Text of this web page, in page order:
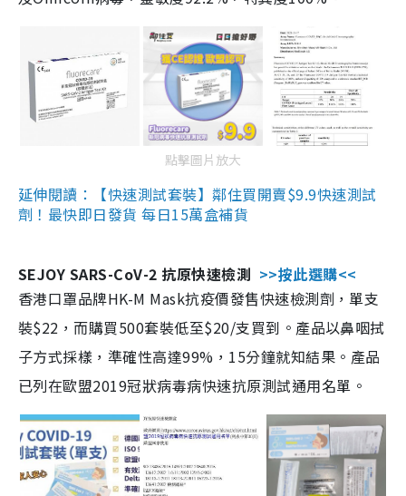
點擊圖片放大
延伸閱讀：【快速測試套裝】鄰住買開賣$9.9快速測試
劑！最快即日發貨 每日15萬盒補貨
SEJOY SARS-CoV-2 抗原快速檢測 >>按此選購<<
香港口罩品牌HK-M Mask抗疫價發售快速檢測劑，單支
裝$22，而購買500套裝低至$20/支買到。產品以鼻咽拭
子方式採樣，準確性高達99%，15分鐘就知結果。產品
已列在歐盟2019冠狀病毒病快速抗原測試通用名單。